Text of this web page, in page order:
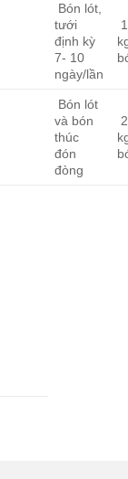
Bón lót,
tưới
định kỳ
7- 10
ngày/lần
Bón lót
và bón
thúc
đón
đòng